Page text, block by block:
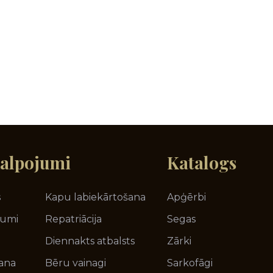
Kapu labiekārtošana
Repatriācija
Diennakts atbalsts
Bēru vainagi
Katalogs
Apģērbi
Segas
Zārki
Sarkofāgi